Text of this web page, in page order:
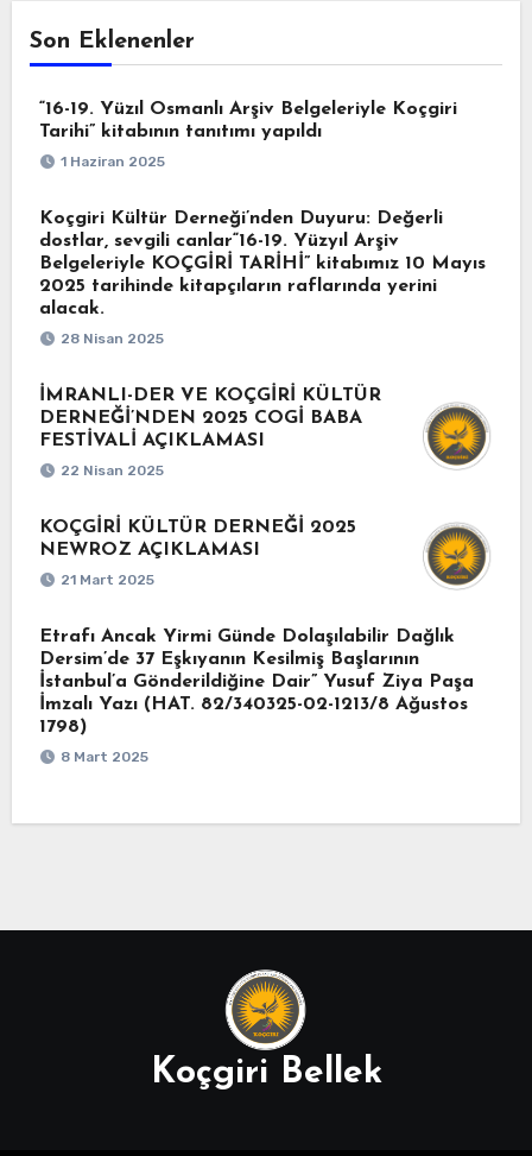
Son Eklenenler
“16-19. Yüzıl Osmanlı Arşiv Belgeleriyle Koçgiri
Tarihi” kitabının tanıtımı yapıldı
1 Haziran 2025
Koçgiri Kültür Derneği’nden Duyuru: Değerli
dostlar, sevgili canlar“16-19. Yüzyıl Arşiv
Belgeleriyle KOÇGİRİ TARİHİ” kitabımız 10 Mayıs
2025 tarihinde kitapçıların raflarında yerini
alacak.
28 Nisan 2025
İMRANLI-DER VE KOÇGİRİ KÜLTÜR
DERNEĞİ’NDEN 2025 COGİ BABA
FESTİVALİ AÇIKLAMASI
22 Nisan 2025
KOÇGİRİ KÜLTÜR DERNEĞİ 2025
NEWROZ AÇIKLAMASI
21 Mart 2025
Etrafı Ancak Yirmi Günde Dolaşılabilir Dağlık
Dersim’de 37 Eşkıyanın Kesilmiş Başlarının
İstanbul’a Gönderildiğine Dair” Yusuf Ziya Paşa
İmzalı Yazı (HAT. 82/340325-02-1213/8 Ağustos
1798)
8 Mart 2025
Koçgiri Bellek